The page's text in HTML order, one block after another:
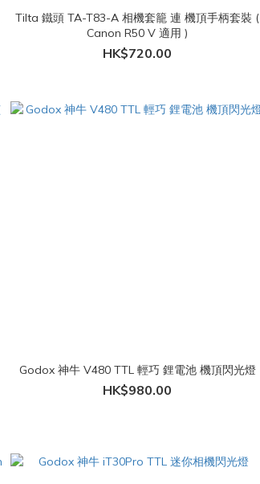
Tilta 鐵頭 TA-T83-A 相機套籠 連 機頂手柄套裝 (
Canon R50 V 適用 )
HK$720.00
Godox 神牛 V480 TTL 輕巧 鋰電池 機頂閃光燈
HK$980.00